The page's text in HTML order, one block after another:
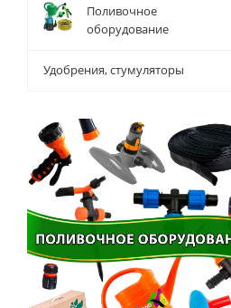
Поливочное
оборудование
Удобрения, стумуляторы